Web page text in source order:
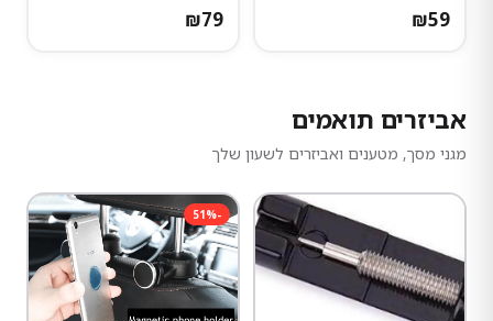
₪59
₪79
אביזרים תואמים
מגני מסך, מטענים ואביזרים לשעון שלך
-
51%